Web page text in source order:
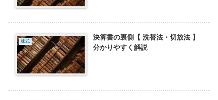
株式
決算書の裏側【 洗替法・切放法 】
分かりやすく解説